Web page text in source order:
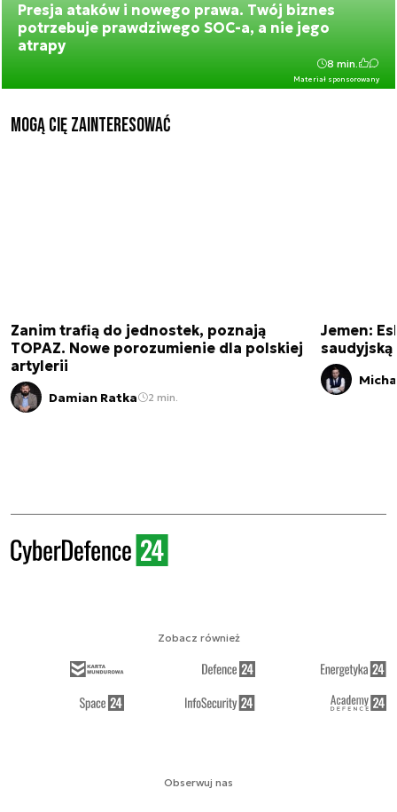
Presja ataków i nowego prawa. Twój biznes
potrzebuje prawdziwego SOC-a, a nie jego
atrapy
Materiał sponsorowany
8 min.
Mogą Cię zainteresować
Zanim trafią do jednostek, poznają
TOPAZ. Nowe porozumienie dla polskiej
artylerii
Damian Ratka 2 min.
Jemen:
Obserwuj nas
Zobacz również